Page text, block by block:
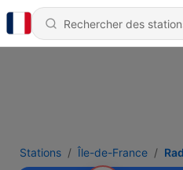
Stations Île-de-France